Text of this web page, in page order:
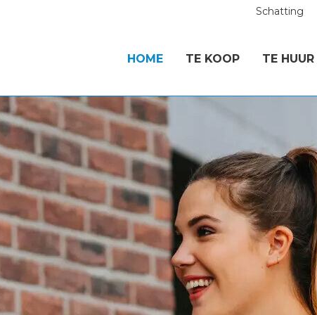
HOME TE KOOP TE HUUR
Schatting